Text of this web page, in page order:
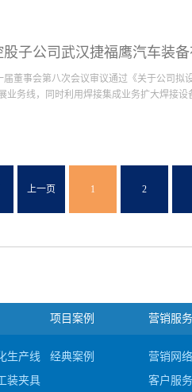
能源汽车、智能工厂等热门话题展开，畅
捷福装备、捷福鹰公司分别向参会来宾介
的举办，扩大了公司在汽车制造领域的影
股子公司武汉捷福鹰汽车装
届董事会第八次会议审议通过《关于公司
业务线，同时利用焊接集成业务扩大焊接设
一体化产品及配件的批零兼营。
上一页 1 2
生产线集成
装夹具及检具
项目案例
经典案例
营销服务
营销网络
客户服务